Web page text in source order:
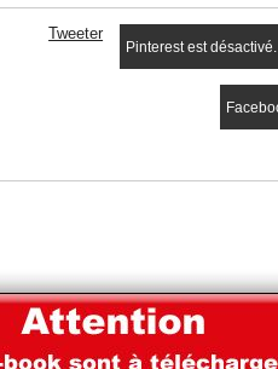
Tweeter
Pinterest est désactivé.